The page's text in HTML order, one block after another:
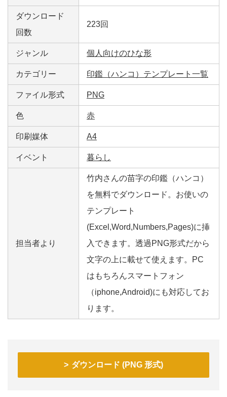
ダウンロード
回数
223回
ジャンル 個人向けのひな形
カテゴリー 印鑑（ハンコ）テンプレート一覧
ファイル形式 PNG
色 赤
印刷媒体 A4
イベント 暮らし
担当者より
竹内さんの苗字の印鑑（ハンコ）
を無料でダウンロード。お使いの
テンプレート
(Excel,Word,Numbers,Pages)に挿
入できます。透過PNG形式だから
文字の上に載せて使えます。PC
はもちろんスマートフォン
（iphone,Android)にも対応してお
ります。
ダウンロード (PNG 形式)